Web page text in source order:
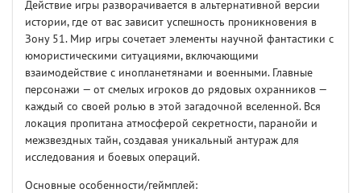
Действие игры разворачивается в альтернативной версии
истории, где от вас зависит успешность проникновения в
Зону 51. Мир игры сочетает элементы научной фантастики с
юмористическими ситуациями, включающими
взаимодействие с инопланетянами и военными. Главные
персонажи — от смелых игроков до рядовых охранников —
каждый со своей ролью в этой загадочной вселенной. Вся
локация пропитана атмосферой секретности, паранойи и
межзвездных тайн, создавая уникальный антураж для
исследования и боевых операций.
Основные особенности/геймплей: